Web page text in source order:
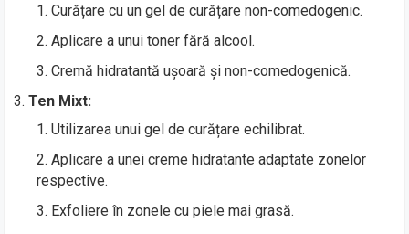
Curățare cu un gel de curățare non-comedogenic.
Aplicare a unui toner fără alcool.
Cremă hidratantă ușoară și non-comedogenică.
Ten Mixt:
Utilizarea unui gel de curățare echilibrat.
Aplicare a unei creme hidratante adaptate zonelor
respective.
Exfoliere în zonele cu piele mai grasă.